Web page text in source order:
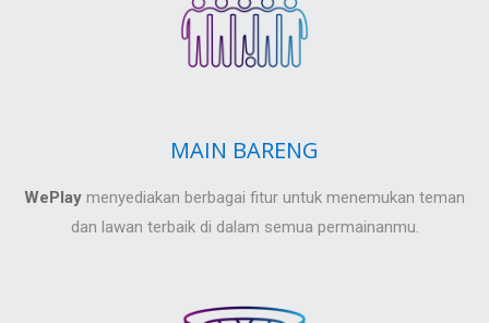
MAIN BARENG
WePlay menyediakan berbagai fitur untuk menemukan teman
dan lawan terbaik di dalam semua permainanmu.